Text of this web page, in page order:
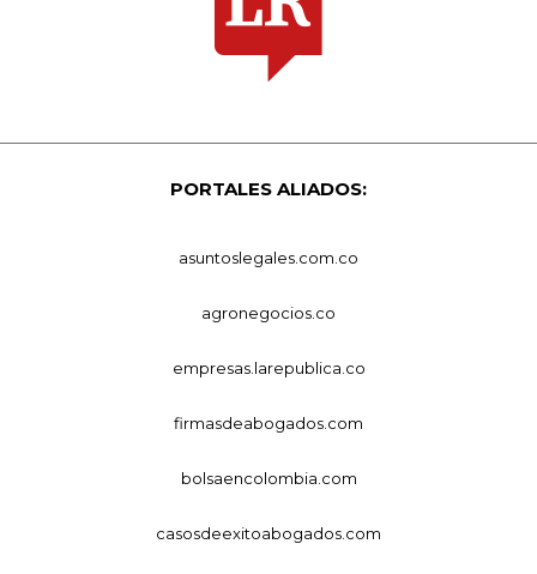
PORTALES ALIADOS:
asuntoslegales.com.co
agronegocios.co
empresas.larepublica.co
firmasdeabogados.com
bolsaencolombia.com
casosdeexitoabogados.com